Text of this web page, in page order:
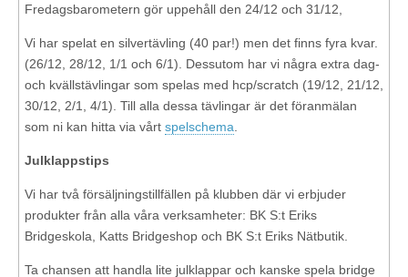
Fredagsbarometern gör uppehåll den 24/12 och 31/12,
Vi har spelat en silvertävling (40 par!) men det finns fyra kvar.
(26/12, 28/12, 1/1 och 6/1). Dessutom har vi några extra dag-
och kvällstävlingar som spelas med hcp/scratch (19/12, 21/12,
30/12, 2/1, 4/1). Till alla dessa tävlingar är det föranmälan
som ni kan hitta via vårt spelschema
Julklappstips
Vi har två försäljningstillfällen på klubben där vi erbjuder
produkter från alla våra verksamheter: BK S:t Eriks
Bridgeskola, Katts Bridgeshop och BK S:t Eriks Nätbutik.
Ta chansen att handla lite julklappar och kanske spela bridge